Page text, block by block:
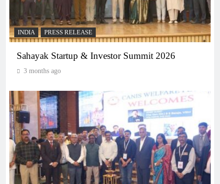
INDIA PRESS RELEASE
Sahayak Startup & Investor Summit 2026
3 months ago